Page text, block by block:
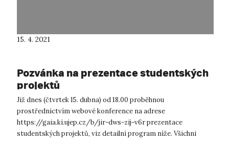
15. 4. 2021
Pozvánka na prezentace studentských
projektů
Již dnes (čtvrtek 15. dubna) od 18.00 proběhnou
prostřednictvím webové konference na adrese
https://gaia.ki.ujep.cz/b/jir-dws-zij-v6r prezentace
studentských projektů, viz detailní program níže. Všichni